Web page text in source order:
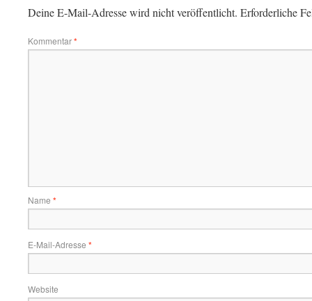
Deine E-Mail-Adresse wird nicht veröffentlicht. Erforderliche
Kommentar*
Name *
E-Mail-Adresse *
Website